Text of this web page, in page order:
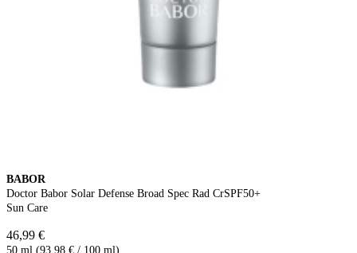
BABOR
Doctor Babor Solar Defense Broad Spec Rad CrSPF50+
Sun Care
46,99 €
50 ml (93,98 € / 100 ml)